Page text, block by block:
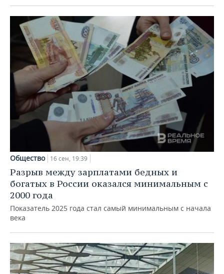
Общество 16 сен, 19:39
Разрыв между зарплатами бедных и
богатых в России оказался минимальным с
2000 года
Показатель 2025 года стал самый минимальным с начала
века